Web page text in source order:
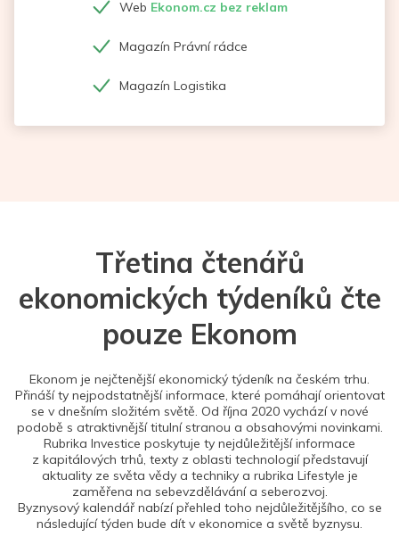
Web Ekonom.cz bez reklam
Magazín Právní rádce
Magazín Logistika
Třetina čtenářů
ekonomických týdeníků čte
pouze Ekonom
Ekonom je nejčtenější ekonomický týdeník na českém trhu.
Přináší ty nejpodstatnější informace, které pomáhají orientovat
se v dnešním složitém světě. Od října 2020 vychází v nové
podobě s atraktivnější titulní stranou a obsahovými novinkami.
Rubrika Investice poskytuje ty nejdůležitější informace
z kapitálových trhů, texty z oblasti technologií představují
aktuality ze světa vědy a techniky a rubrika Lifestyle je
zaměřena na sebevzdělávání a seberozvoj.
Byznysový kalendář nabízí přehled toho nejdůležitějšího, co se
následující týden bude dít v ekonomice a světě byznysu.